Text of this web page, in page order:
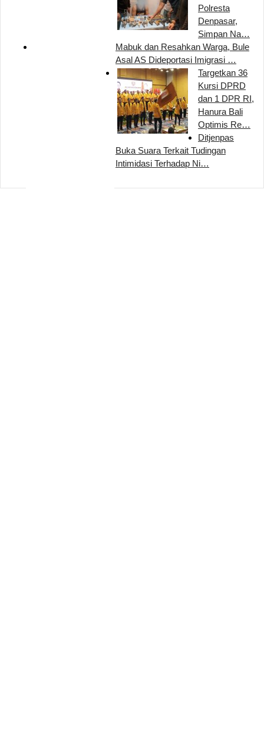
Polresta
Denpasar,
Simpan Na…
Mabuk dan Resahkan Warga, Bule
Asal AS Dideportasi Imigrasi …
Targetkan 36
Kursi DPRD
dan 1 DPR RI,
Hanura Bali
Optimis Re…
Ditjenpas
Buka Suara Terkait Tudingan
Intimidasi Terhadap Ni…